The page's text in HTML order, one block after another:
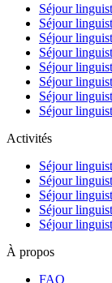
Séjour
Séjour
Séjour
Séjour
Séjour
Séjour
Séjour
Séjour
Activités
Séjour
Séjour
Séjour
Séjour
Séjour
À propos
FAQ